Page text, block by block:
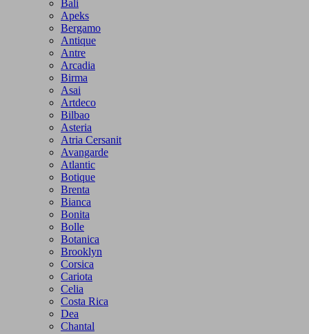
Bali
Apeks
Bergamo
Antique
Antre
Arcadia
Birma
Asai
Artdeco
Bilbao
Asteria
Atria Cersanit
Avangarde
Atlantic
Botique
Brenta
Bianca
Bonita
Bolle
Botanica
Brooklyn
Corsica
Cariota
Celia
Costa Rica
Dea
Chantal